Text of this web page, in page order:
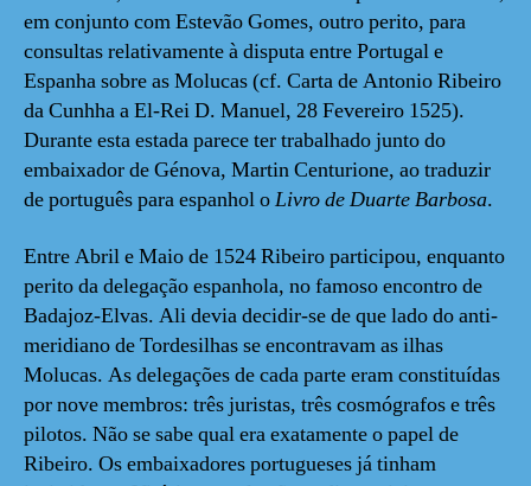
em conjunto com Estevão Gomes, outro perito, para
consultas relativamente à disputa entre Portugal e
Espanha sobre as Molucas (cf. Carta de Antonio Ribeiro
da Cunhha a El-Rei D. Manuel, 28 Fevereiro 1525).
Durante esta estada parece ter trabalhado junto do
embaixador de Génova, Martin Centurione, ao traduzir
de português para espanhol oLivro de Duarte Barbosa.
Entre Abril e Maio de 1524 Ribeiro participou, enquanto
perito da delegação espanhola, no famoso encontro de
Badajoz-Elvas. Ali devia decidir-se de que lado do anti-
meridiano de Tordesilhas se encontravam as ilhas
Molucas. As delegações de cada parte eram constituídas
por nove membros: três juristas, três cosmógrafos e três
pilotos. Não se sabe qual era exatamente o papel de
Ribeiro. Os embaixadores portugueses já tinham